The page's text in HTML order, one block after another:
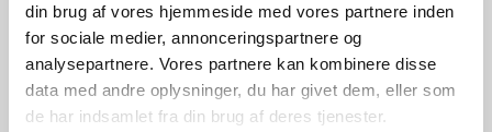
din brug af vores hjemmeside med vores partnere inden
for sociale medier, annonceringspartnere og
analysepartnere. Vores partnere kan kombinere disse
data med andre oplysninger, du har givet dem, eller som
de har indsamlet fra din brug af deres tjenester.
er det en god idé at begynde at arbejde på at lukke
disse gabs.
For at styrke din governance-struktur kan du